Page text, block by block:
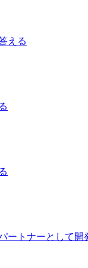
える
ートナーとして開